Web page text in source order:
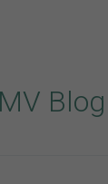
MV Blog